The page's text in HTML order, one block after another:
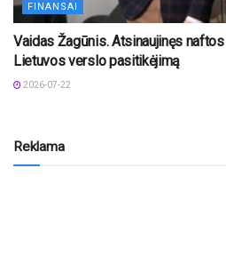
FINANSAI
Vaidas Žagūnis. Atsinaujinęs
Lietuvos verslo pasitikėjimą
2026-07-22
Reklama